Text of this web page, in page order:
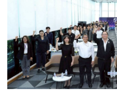
Report files